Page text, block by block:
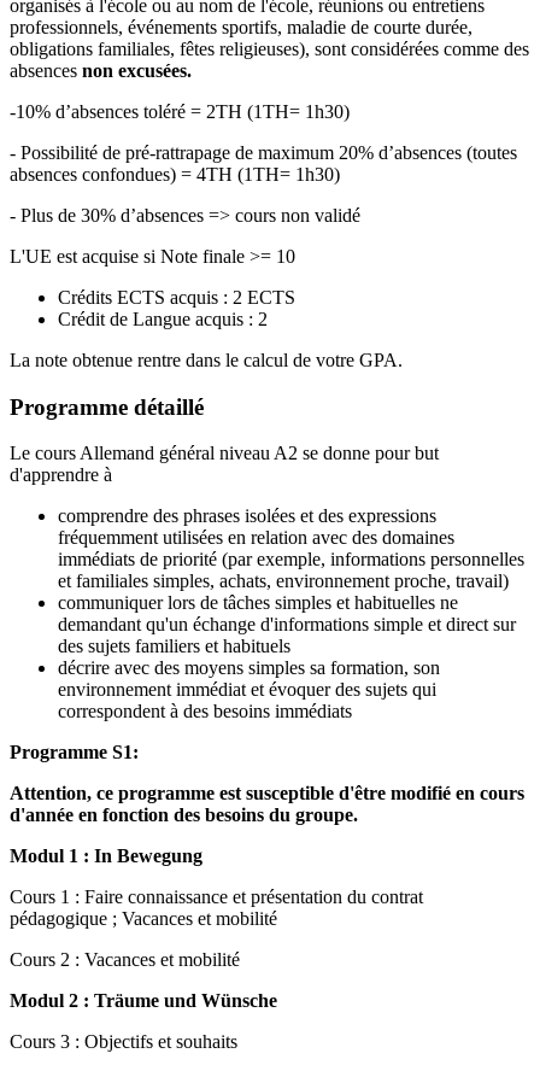
organisés à l'école ou au nom de l'école, réunions ou entretiens
professionnels, événements sportifs, maladie de courte durée,
obligations familiales, fêtes religieuses), sont considérées comme des
absences non excusées.
-10% d’absences toléré = 2TH (1TH= 1h30)
- Possibilité de pré-rattrapage de maximum 20% d’absences (toutes
absences confondues) = 4TH (1TH= 1h30)
- Plus de 30% d’absences => cours non validé
L'UE est acquise si Note finale >= 10
Crédits ECTS acquis : 2 ECTS
Crédit de Langue acquis : 2
La note obtenue rentre dans le calcul de votre GPA.
Programme détaillé
Le cours Allemand général niveau A2 se donne pour but
d'apprendre à
comprendre des phrases isolées et des expressions
fréquemment utilisées en relation avec des domaines
immédiats de priorité (par exemple, informations personnelles
et familiales simples, achats, environnement proche, travail)
communiquer lors de tâches simples et habituelles ne
demandant qu'un échange d'informations simple et direct sur
des sujets familiers et habituels
décrire avec des moyens simples sa formation, son
environnement immédiat et évoquer des sujets qui
correspondent à des besoins immédiats
Programme S1:
Attention, ce programme est susceptible d'être modifié en cours
d'année en fonction des besoins du groupe.
Modul 1 : In Bewegung
Cours 1 : Faire connaissance et présentation du contrat
pédagogique ; Vacances et mobilité
Cours 2 : Vacances et mobilité
Modul 2 : Träume und Wünsche
Cours 3 : Objectifs et souhaits